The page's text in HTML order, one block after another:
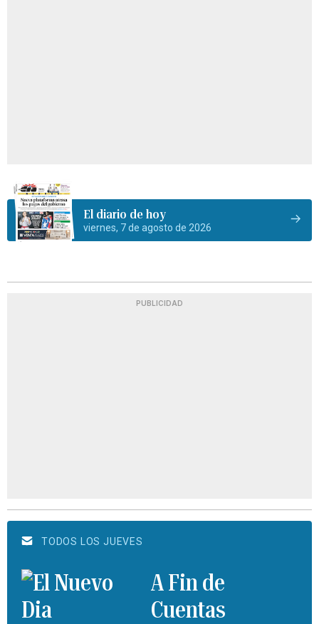
El diario de hoy
viernes, 7 de agosto de 2026
PUBLICIDAD
TODOS LOS JUEVES
A Fin de
Cuentas